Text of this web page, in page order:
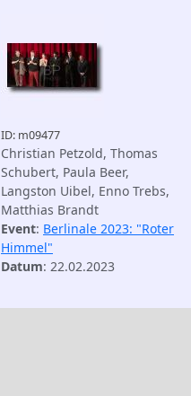
ID: m09477
Christian Petzold, Thomas
Schubert, Paula Beer,
Langston Uibel, Enno Trebs,
Matthias Brandt
Event: Berlinale 2023: "Roter
Himmel"
Datum: 22.02.2023